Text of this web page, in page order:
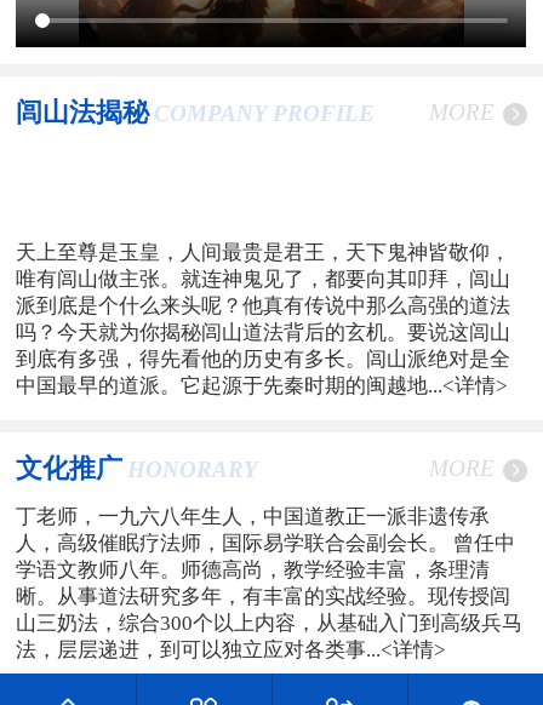
闾山法揭秘 COMPANY PROFILE MORE
天上至尊是玉皇，人间最贵是君王，天下鬼神皆敬仰，
唯有闾山做主张。就连神鬼见了，都要向其叩拜，闾山
派到底是个什么来头呢？他真有传说中那么高强的道法
吗？今天就为你揭秘闾山道法背后的玄机。要说这闾山
到底有多强，得先看他的历史有多长。闾山派绝对是全
中国最早的道派。它起源于先秦时期的闽越地...<详情>
文化推广 HONORARY MORE
丁老师，一九六八年生人，中国道教正一派非遗传承
人，高级催眠疗法师，国际易学联合会副会长。 曾任中
学语文教师八年。师德高尚，教学经验丰富，条理清
晰。从事道法研究多年，有丰富的实战经验。现传授闾
山三奶法，综合300个以上内容，从基础入门到高级兵马
法，层层递进，到可以独立应对各类事...<详情>